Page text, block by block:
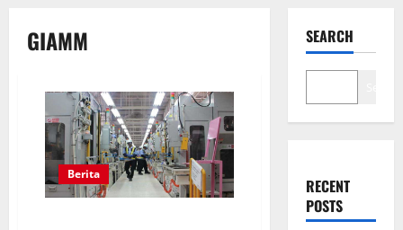
GIAMM
Berita
SEARCH
RECENT
POSTS